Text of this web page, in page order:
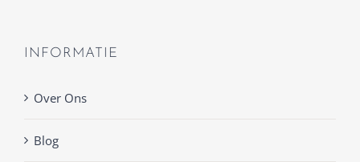
INFORMATIE
Over Ons
Blog